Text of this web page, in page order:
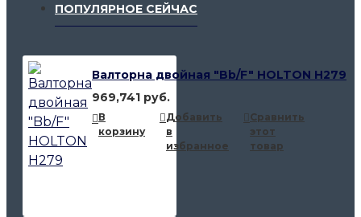
ПОПУЛЯРНОЕ СЕЙЧАС
Валторна двойная "Bb/F" HOLTON H279
969,741 руб.
В
корзину
Добавить
в
избранное
Сравнить
этот
товар